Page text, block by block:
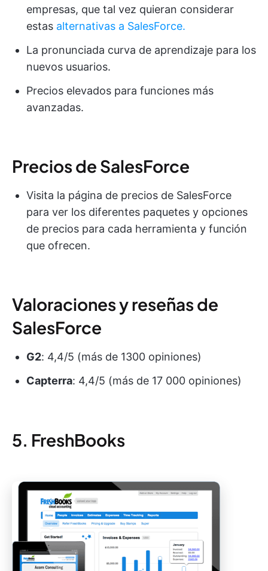
empresas, que tal vez quieran considerar
estas alternativas a SalesForce.
La pronunciada curva de aprendizaje para los
nuevos usuarios.
Precios elevados para funciones más
avanzadas.
Precios de SalesForce
Visita la página de precios de SalesForce
para ver los diferentes paquetes y opciones
de precios para cada herramienta y función
que ofrecen.
Valoraciones y reseñas de
SalesForce
G2: 4,4/5 (más de 1300 opiniones)
Capterra: 4,4/5 (más de 17 000 opiniones)
5. FreshBooks